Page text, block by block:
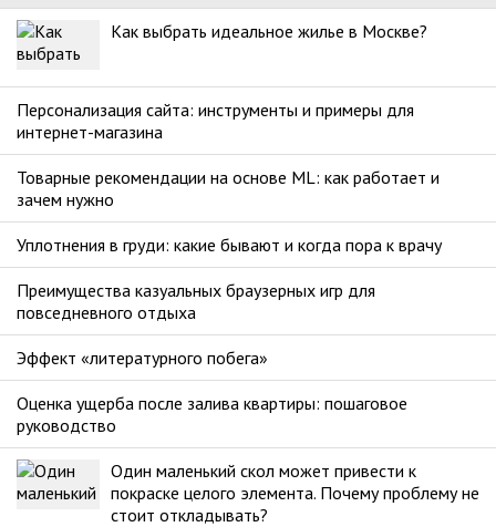
Как выбрать идеальное жилье в Москве?
Персонализация сайта: инструменты и примеры для
интернет-магазина
Товарные рекомендации на основе ML: как работает и
зачем нужно
Уплотнения в груди: какие бывают и когда пора к врачу
Преимущества казуальных браузерных игр для
повседневного отдыха
Эффект «литературного побега»
Оценка ущерба после залива квартиры: пошаговое
руководство
Один маленький скол может привести к
покраске целого элемента. Почему проблему не
стоит откладывать?